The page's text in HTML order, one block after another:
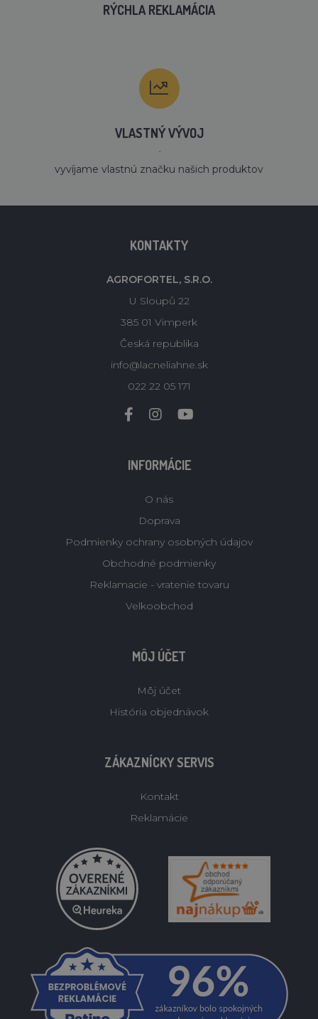
RÝCHLA REKLAMÁCIA
VLASTNÝ VÝVOJ
´
vyvíjame vlastnú značku našich produktov
KONTAKTY
AGROFORTEL, S.R.O.
U Sloupů 22
385 01 Vimperk
Česká republika
info@lacneliahne.sk
022 22 05 171
INFORMÁCIE
O nás
Doprava
Podmienky ochrany osobných údajov
Obchodné podmienky
Reklamacie - vratenie tovaru
Velkoobchod
MÔJ ÚČET
Môj účet
História objednávok
ZÁKAZNÍCKY SERVIS
Kontakt
Reklamácie